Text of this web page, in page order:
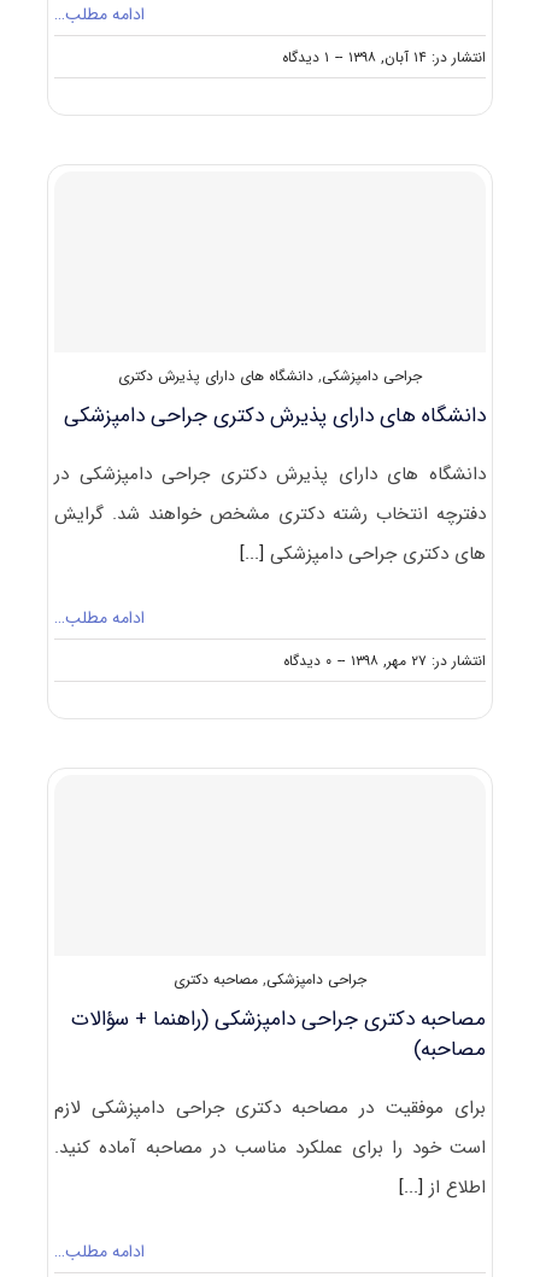
ادامه مطلب…
انتشار در: ۱۴ آبان, ۱۳۹۸ -- ۱ دیدگاه
on
دانلود
۹۹
جراحی دامپزشکی, دانشگاه های دارای پذیرش دکتری
دانشگاه های دارای پذیرش دکتری ﺟﺮاحی داﻣﭙﺰشکی
دانشگاه های دارای پذیرش دکتری ﺟﺮاحی داﻣﭙﺰشکی در
دفترچه انتخاب رشته دکتری مشخص خواهند شد. گرایش
های دکتری ﺟﺮاحی داﻣﭙﺰشکی[...]
ادامه مطلب…
انتشار در: ۲۷ مهر, ۱۳۹۸ -- ۰ دیدگاه
on
دانشگاه
دکتری
جراحی دامپزشکی, مصاحبه دکتری
مصاحبه دکتری جراحی دامپزشکی (راهنما + سؤالات
مصاحبه)
برای موفقیت در مصاحبه دکتری جراحی دامپزشکی لازم
است خود را برای عملکرد مناسب در مصاحبه آماده کنید.
اطلاع از[...]
ادامه مطلب…